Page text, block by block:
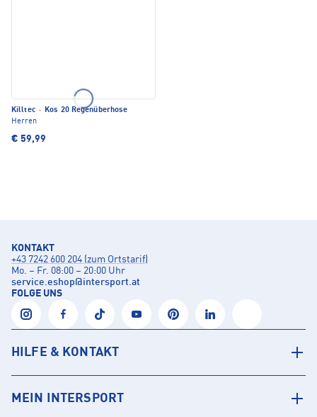
Killtec · Kos 20 Regenüberhose
Herren
€ 59,99
KONTAKT
+43 7242 600 204 (zum Ortstarif)
Mo. – Fr. 08:00 – 20:00 Uhr
service.eshop@intersport.at
FOLGE UNS
HILFE & KONTAKT
MEIN INTERSPORT